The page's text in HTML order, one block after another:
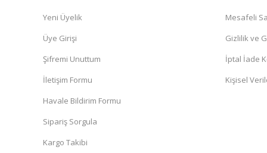
Yeni Üyelik
Üye Girişi
Şifremi Unuttum
İletişim Formu
Havale Bildirim Formu
Sipariş Sorgula
Kargo Takibi
Mesafeli
Gizlilik ve
İptal İade
Kişisel